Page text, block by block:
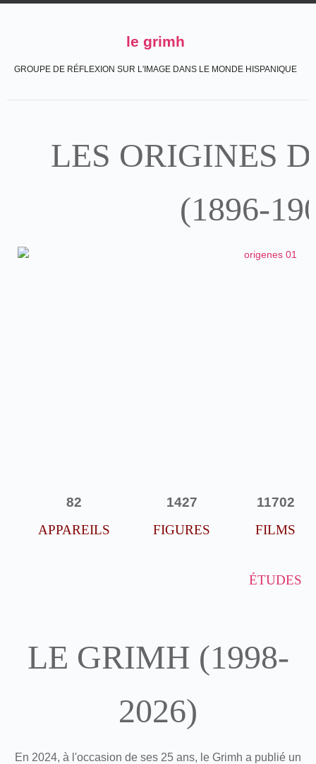
le grimh
GROUPE DE RÉFLEXION SUR L'IMAGE DANS LE MONDE HISPANIQUE
LES ORIGINES
(1896-
82 1427
11702
APPAREILS
FIGURES FILMS
ÉTUDES
LE GRIMH (1998-
2026)
En 2024, à l'occasion de ses 25 ans, le Grimh a publié un